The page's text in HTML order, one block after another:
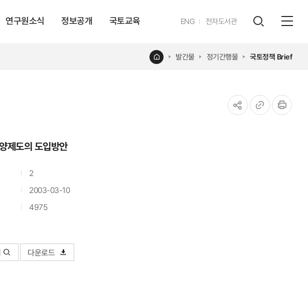
연구원소식 정보공개 국토교육 ENG영문전자도서관
레이어
홈 발간물 정기간행물 국토정책 Brief
제도의 도입방안
2
2003-03-10
4975
다운로드